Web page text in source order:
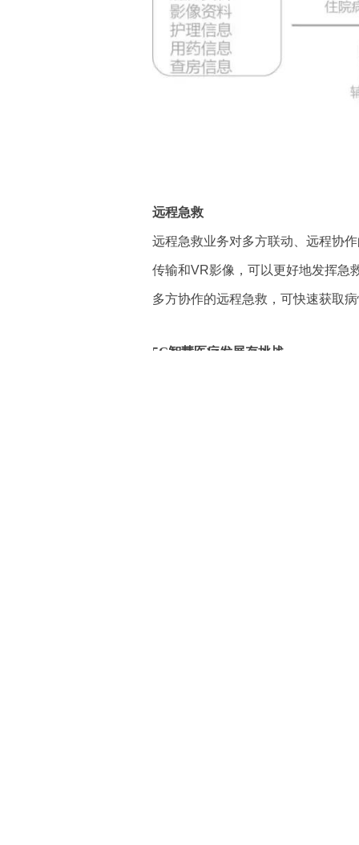
远程急救
远程急救业务对多方联动、远程协
传输和VR影像，可以更好地发挥急
多方协作的远程急救，可快速获取
5G智慧医疗发展存挑战